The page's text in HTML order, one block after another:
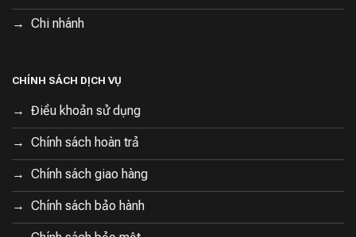
Chi nhánh
CHÍNH SÁCH DỊCH VỤ
Điều khoản sử dụng
Chính sách hoàn trả
Chính sách giao hàng
Chính sách bảo hành